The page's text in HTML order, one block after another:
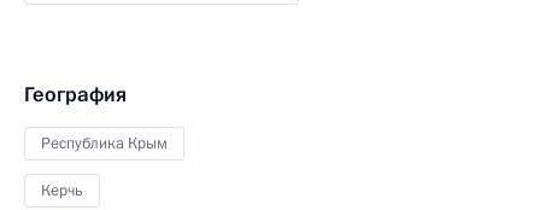
География
Республика Крым
Керчь